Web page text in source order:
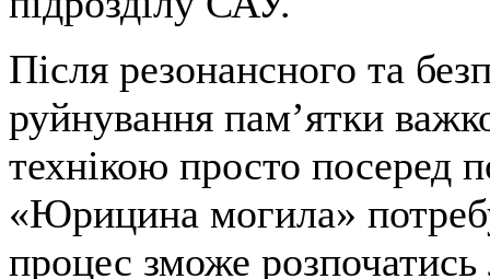
Після резонансного та
руйнування пам’ятки
технікою просто посеред
«Юрицина могила»
процес зможе